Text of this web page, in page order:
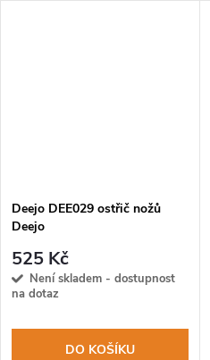
Deejo DEE029 ostřič nožů
Deejo
525 Kč
Není skladem - dostupnost
na dotaz
DO KOŠÍKU